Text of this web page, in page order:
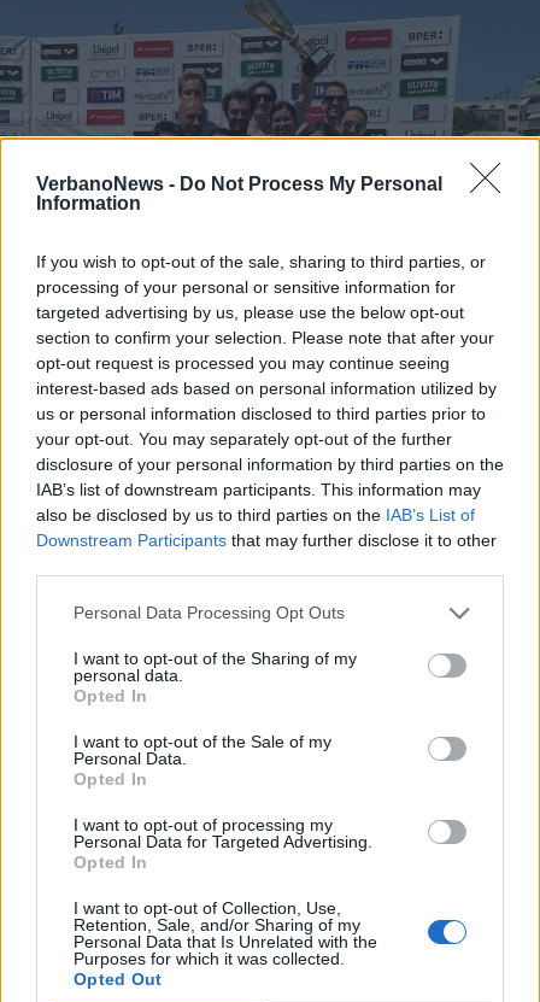
VerbanoNews - Do Not Process My Personal
Information
If you wish to opt-out of the sale, sharing to third parties, or
processing of your personal or sensitive information for
targeted advertising by us, please use the below opt-out
section to confirm your selection. Please note that after your
opt-out request is processed you may continue seeing
interest-based ads based on personal information utilized by
us or personal information disclosed to third parties prior to
your opt-out. You may separately opt-out of the further
disclosure of your personal information by third parties on the
IAB’s list of downstream participants. This information may
also be disclosed by us to third parties on the IAB’s List of
Downstream Participants that may further disclose it to other
Personal Data Processing Opt Outs
I want to opt-out of the Sharing of my
personal data.
Opted In
I want to opt-out of the Sale of my
Personal Data.
Opted In
I want to opt-out of processing my
Personal Data for Targeted Advertising.
Opted In
I want to opt-out of Collection, Use,
Retention, Sale, and/or Sharing of my
Personal Data that Is Unrelated with the
Purposes for which it was collected.
Opted Out
NUOTO
Team Insubrika, storico terzo posto
ai campionati italiani Master di
Riccione
CASTELLETTO TICINO - SESTO CALENDE
Castelletto Ticino e Sesto Calende
rinnovano il “gemellaggio”